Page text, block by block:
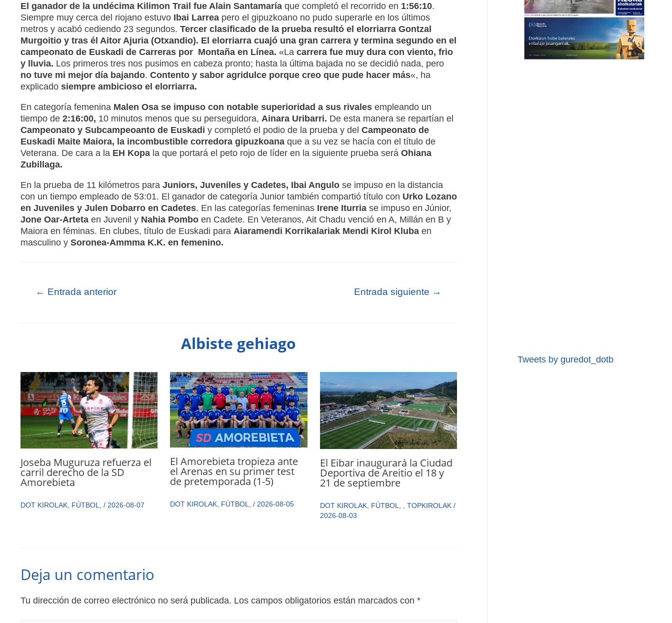
El ganador de la undécima Kilimon Trail fue Alain Santamaríaque completó el recorrido en 1:56:10.
Siempre muy cerca del riojano estuvo Ibai Larreapero el gipuzkoano no pudo superarle en los últimos
metros y acabó cediendo 23 segundos. Tercer clasificado de la prueba resultó el elorriarra Gontzal
Murgoitio y tras él Aitor Ajuria (Otxandio). El elorriarra cuajó una gran carrera y termina segundo en el
campeonato de Euskadi de Carreras por Montaña en Línea. «La carrera fue muy dura con viento, frio
y lluvia. Los primeros tres nos pusimos en cabeza pronto; hasta la última bajada no se decidió nada, pero
no tuve mi mejor día bajando. Contento y sabor agridulce porque creo que pude hacer más«, ha
explicado siempre ambicioso el elorriarra.
En categoría femenina Malen Osa se impuso con notable superioridad a sus rivalesempleando un
tiempo de2:16:00, 10 minutos menos que su perseguidora, Ainara Uribarri. De esta manera se repartían el
Campeonato y Subcampeoanto de Euskadi y completó el podio de la prueba y del Campeonato de
Euskadi Maite Maiora, la incombustible corredora gipuzkoanaque a su vez se hacía con el título de
Veterana. De cara a la EH Kopala que portará el peto rojo de líder en la siguiente prueba será Ohiana
Zubillaga.
En la prueba de 11 kilómetros para Juniors, Juveniles y Cadetes, Ibai Angulose impuso en la distancia
con un tiempo empleado de 53:01. El ganador de categoría Junior también compartió título con Urko Lozano
en Juveniles y Julen Dobarro en Cadetes. En las categorías femeninasIrene Iturriase impuso en Júnior,
Jone Oar-Artetaen Juvenil y Nahia Pomboen Cadete. En Veteranos, Ait Chadu venció en A, Millán en B y
Maiora en féminas. En clubes, título de Euskadi para Aiaramendi Korrikalariak Mendi Kirol Klubaen
masculino y Soronea-Ammma K.K. en femenino.
← Entrada anterior Entrada siguiente →
Albiste gehiago
Joseba Muguruza refuerza el
carril derecho de la SD
Amorebieta
DOT KIROLAK, FÚTBOL, / 2026-08-07
El Amorebieta tropieza ante
el Arenas en su primer test
de pretemporada (1-5)
DOT KIROLAK, FÚTBOL,/2026-08-05
El Eibar inaugurará la Ciudad
Deportiva de Areitio el 18 y
21 de septiembre
DOT KIROLAK, FÚTBOL, , TOPKIROLAK/
2026-08-03
Deja un comentario
Tu dirección de correo electrónico no será publicada. Los campos obligatorios están marcados con *
Tweets by guredot_dotb